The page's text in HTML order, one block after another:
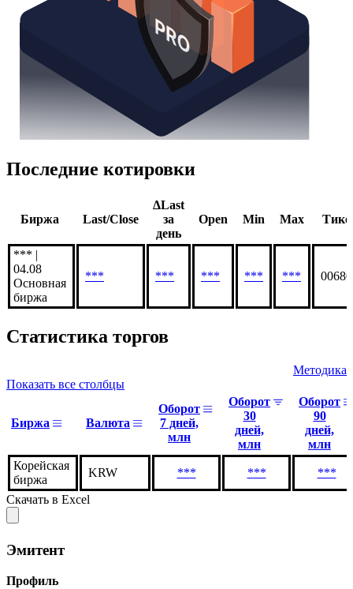
Последние котировки
Биржа Last/Close
ΔLast
за
день
Open Min Max
*** |
04.08
Основная
биржа
*** *** *** *** ***
Статистика торгов
Методика
Показать все столбцы
Биржа Валюта
Оборот
7 дней,
млн
Оборот
30
дней,
млн
Оборот
90
дней,
млн
Корейская
биржа
KRW *** ***
***
Скачать в Excel
Эмитент
Профиль